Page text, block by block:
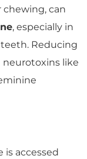
chewing, can
, especially in
Reducing
like
is accessed